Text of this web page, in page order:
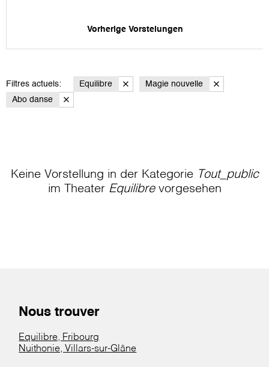
Vorherige Vorstelungen
Filtres actuels: Equilibre
Magie nouvelle
Abo danse
Keine Vorstellung in der Kategorie Tout_public
im Theater Equilibrevorgesehen
Nous trouver
Equilibre, Fribourg
Nuithonie, Villars-sur-Glâne